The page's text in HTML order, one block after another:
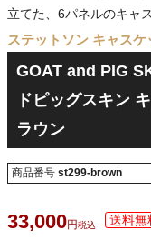
立てた、6パネルのキャ
ステットソン キャスケ
GOAT and PIG
ドピッグスキン
ラウン
商品番号 st299-brown
33,000 税込